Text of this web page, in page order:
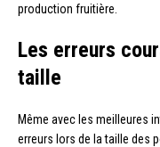
production fruitière.
Les erreurs
taille
Même avec les meilleures
erreurs lors de la taille des